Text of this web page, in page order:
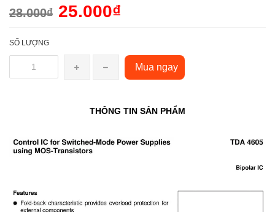
28.000₫ 25.000₫
SỐ LƯỢNG
Mua ngay
THÔNG TIN SẢN PHẨM